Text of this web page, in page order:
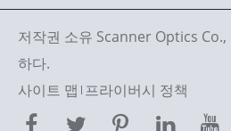
저작권 소유 Scanner Optics Co.,
하다.
사이트 맵 프라이버시 정책